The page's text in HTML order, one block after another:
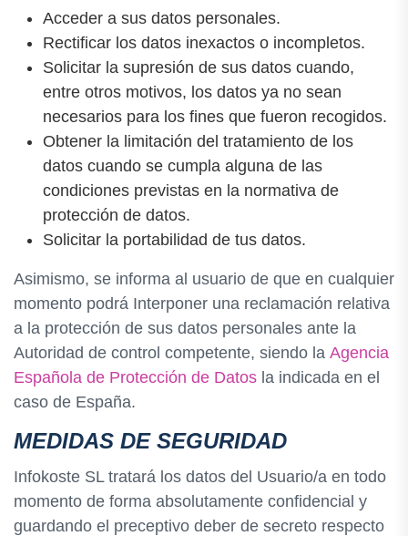
Acceder a sus datos personales.
Rectificar los datos inexactos o incompletos.
Solicitar la supresión de sus datos cuando,
entre otros motivos, los datos ya no sean
necesarios para los fines que fueron recogidos.
Obtener la limitación del tratamiento de los
datos cuando se cumpla alguna de las
condiciones previstas en la normativa de
protección de datos.
Solicitar la portabilidad de tus datos.
Asimismo, se informa al usuario de que en cualquier
momento podrá Interponer una reclamación relativa
a la protección de sus datos personales ante la
Autoridad de control competente, siendo la Agencia
Española de Protección de Datos la indicada en el
caso de España.
MEDIDAS DE SEGURIDAD
Infokoste SL tratará los datos del Usuario/a en todo
momento de forma absolutamente confidencial y
guardando el preceptivo deber de secreto respecto